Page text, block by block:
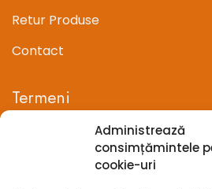
Administrează
consimțămintele
cookie-uri
Retur Produse
Contact
Termeni
Termeni si conditii
Confidentialitate